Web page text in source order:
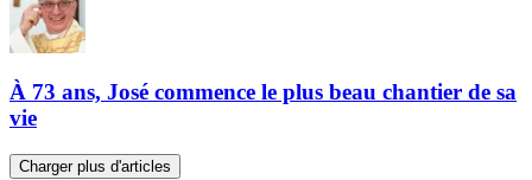
À 73 ans, José commence le plus beau chantier de sa
vie
Charger plus d'articles